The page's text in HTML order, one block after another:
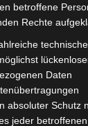
und
betroffene
Rechte
Daten
absoluter Schutz
jeder